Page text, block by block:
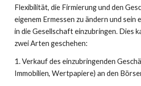
Flexibilität, die Firmierung und den
eigenem Ermessen zu ändern und sein
in die Gesellschaft einzubringen. Dies
zwei Arten geschehen:
1. Verkauf des einzubringenden
Immobilien, Wertpapiere) an den